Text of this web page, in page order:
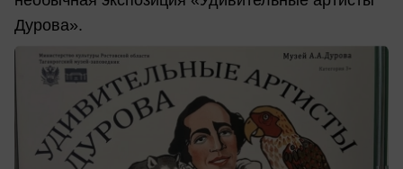
Дурова».